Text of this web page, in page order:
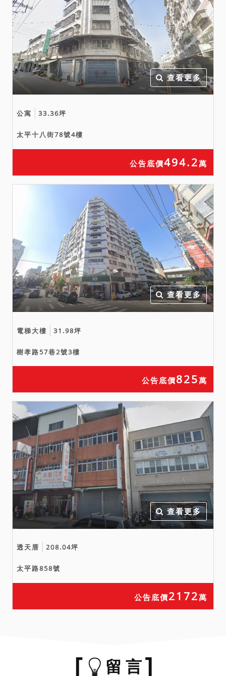
查看更多
公寓 33.36坪
太平十八街78號4樓
公告底價494.2萬
查看更多
電梯大樓 31.98坪
樹孝路57巷2號3樓
公告底價825萬
查看更多
透天厝 208.04坪
太平路858號
公告底價2172萬
留 言